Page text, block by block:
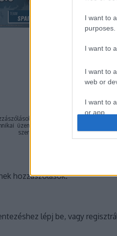
I want to
purposes.
I want to
I want to
web or
I want to
or app.
I want to
I want to
https://
a
üzemeltetője semmilyen felelősséget
szerkesztőjéhez. Részletek a
hozzászólások.
lépj be, vagy